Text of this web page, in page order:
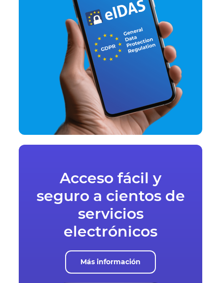
Acceso fácil y
seguro a cientos de
servicios
electrónicos
Más información